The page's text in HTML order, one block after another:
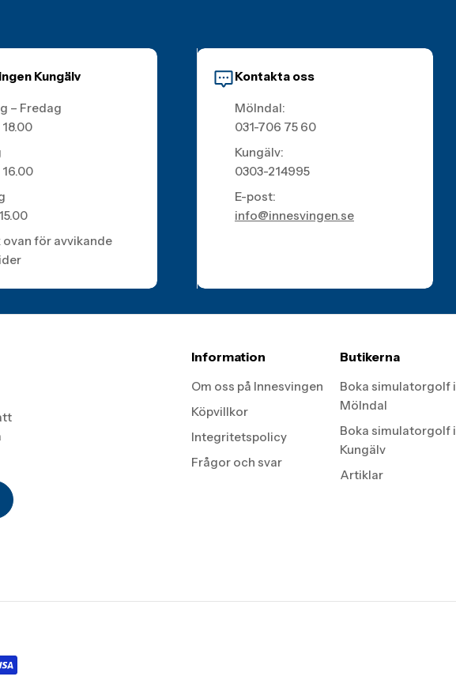
Kungälv
– Fredag
ovan för avvikande
Kontakta oss
Mölndal:
031-706 75 60
Kungälv:
0303-214995
E-post:
info@innesvingen.se
Information
Om oss på Innesvingen
Köpvillkor
Integritetspolicy
Frågor och svar
Butikerna
Boka simulatorgolf i
Mölndal
Boka simulatorgolf i
Kungälv
Artiklar